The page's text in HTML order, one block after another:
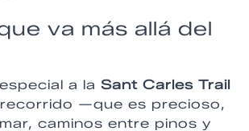
va más allá del
a la Sant Carles Trail
—que es precioso,
caminos entre pinos y